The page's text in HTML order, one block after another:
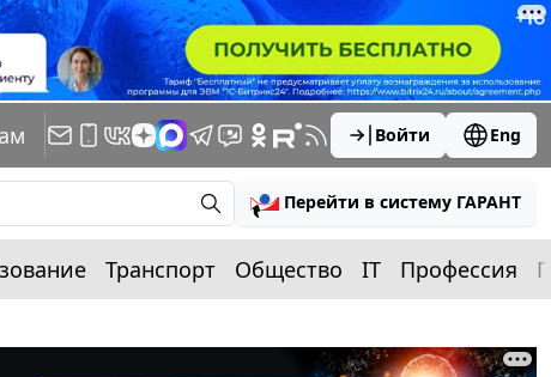
Войти Eng
Перейти в систему ГАРАНТ
Транспорт Общество IT Профессия